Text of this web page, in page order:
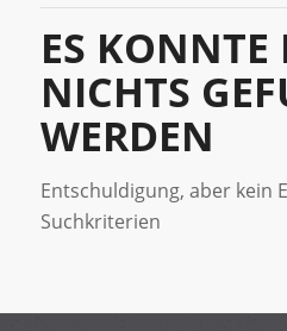
ES KONNTE
NICHTS
WERDEN
Entschuldigung, aber kein
Suchkriterien